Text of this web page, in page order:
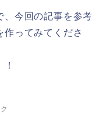
、今回の記事を参考
作ってみてくださ